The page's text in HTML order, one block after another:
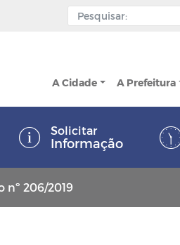
A Cidade A Prefeitura
Solicitar
Informação
nº 206/2019